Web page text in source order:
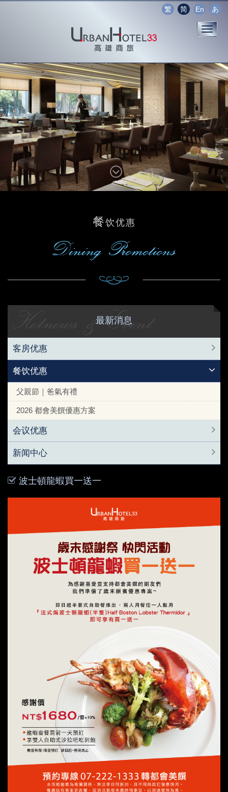
繁 简 En あ
餐饮优惠
Dining Promotions
最新消息
Hotnews & Event
客房优惠
餐饮优惠
父親節｜爸氣有禮
2026 都會美饌優惠方案
会议优惠
新闻中心
波士頓龍蝦買一送一